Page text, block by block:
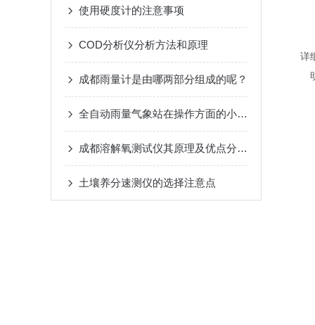
使用硬度计的注意事项
COD分析仪分析方法和原理
成都雨量计是由哪两部分组成的呢？
全自动雨量气象站在操作方面的小技巧
成都溶解氧测试仪其原理及优点分别如下
土壤养分速测仪的选择注意点
详